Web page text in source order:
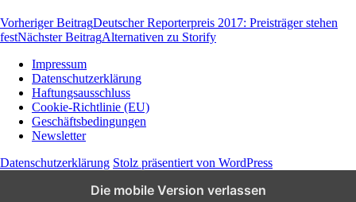
Vorheriger BeitragDeutscher Reporterpreis 2017: Preisträger stehen
festNächster BeitragAlternativen zu Storify
Wissen und News zu KI, Social Media und
Co.
Impressum
Datenschutzerklärung
Haftungsausschluss
Cookie-Richtlinie (EU)
Geschäftsbedingungen
Newsletter
Datenschutzerklärung Stolz präsentiert von WordPress
Die mobile Version verlassen